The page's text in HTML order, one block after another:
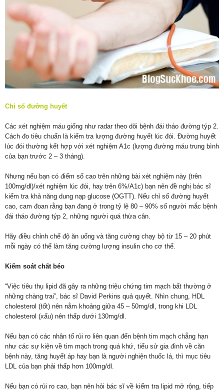
Chỉ số đường huyết
Các xét nghiệm máu giống như radar theo dõi bệnh đái tháo đường týp 2.
Cách đo tiêu chuẩn là kiểm tra lượng đường huyết lúc đói. Đường huyết
lúc đói thường kết hợp với xét nghiệm A1c (lượng đường máu trung bình
của bạn trước 2 – 3 tháng).
Nhưng nếu bạn có điểm số cao trên những bài xét nghiệm này (trên
100mg/dl)/xét nghiệm lúc đói, hay trên 6%/A1c) bạn nên đề nghị bác sĩ
kiểm tra khả năng dung nạp glucose (OGTT). Nếu chỉ số đường huyết
cao, cam đoan rằng bạn đang ở trong tỷ lệ 80 – 90% số người mắc bệnh
đái tháo đường týp 2, những người quá thừa cân.
Hãy điều chỉnh chế độ ăn uống và tăng cường chạy bộ từ 15 – 20 phút
mỗi ngày có thể làm tăng cường lượng insulin cho cơ thể.
Kiểm soát chất béo
“Việc tiêu thụ lipid đã gây ra những triệu chứng tim mạch bất thường ở
những chàng trai”, bác sĩ David Perkins quả quyết. Nhìn chung, HDL
cholesterol (tốt) nên nằm khoảng giữa 45 – 50mg/dl, trong khi LDL
cholesterol (xấu) nên thấp dưới 130mg/dl.
Nếu bạn có các nhân tố rủi ro liên quan đến bệnh tim mạch chẳng hạn
như các sự kiện về tim mạch trong quá khứ, tiểu sử gia đình về căn
bệnh này, tăng huyết áp hay bạn là người nghiện thuốc lá, thì mục tiêu
LDL của bạn phải thấp hơn 100mg/dl.
Nếu bạn có rủi ro cao, bạn nên hỏi bác sĩ về kiểm tra lipid mở rộng, tiếp